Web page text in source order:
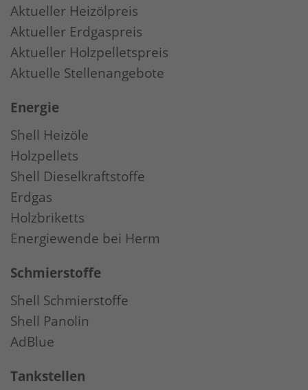
Aktueller Heizölpreis
Aktueller Erdgaspreis
Aktueller Holzpelletspreis
Aktuelle Stellenangebote
Energie
Shell Heizöle
Holzpellets
Shell Dieselkraftstoffe
Erdgas
Holzbriketts
Energiewende bei Herm
Schmierstoffe
Shell Schmierstoffe
Shell Panolin
AdBlue
Tankstellen